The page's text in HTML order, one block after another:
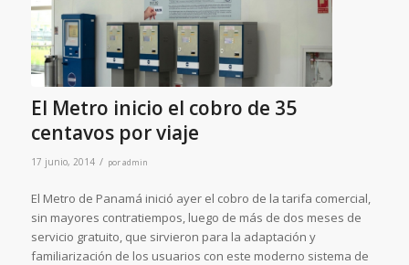
El Metro inicio el cobro de 35
centavos por viaje
17 junio, 2014 / poradmin
El Metro de Panamá inició ayer el cobro de la tarifa comercial,
sin mayores contratiempos, luego de más de dos meses de
servicio gratuito, que sirvieron para la adaptación y
familiarización de los usuarios con este moderno sistema de